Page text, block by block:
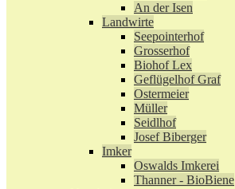
An der Isen
Landwirte
Seepointerhof
Grosserhof
Biohof Lex
Geflügelhof Graf
Ostermeier
Müller
Seidlhof
Josef Biberger
Imker
Oswalds Imkerei
Thanner - BioBiene